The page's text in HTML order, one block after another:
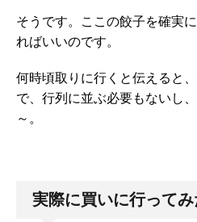
そうです。ここの餃子を確実
ればいいのです。
何時頃取りに行くと伝えると
で、行列に並ぶ必要もないし
～。
実際に買いに行ってみ